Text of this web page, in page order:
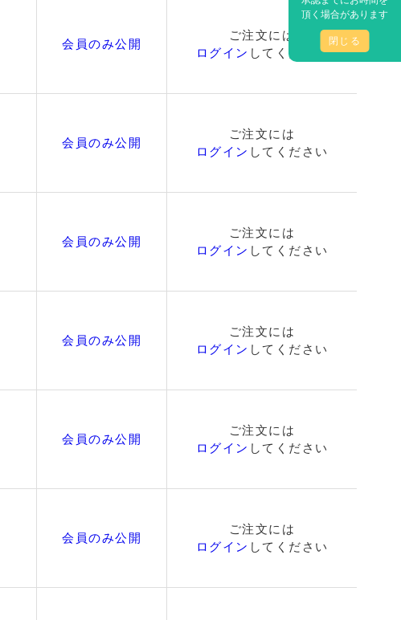
会員のみ公開
ご注文には
ログイン してください
会員のみ公開
ご注文には
ログイン してください
会員のみ公開
ご注文には
ログイン してください
会員のみ公開
ご注文には
ログイン してください
会員のみ公開
ご注文には
ログイン してください
会員のみ公開
ご注文には
ログイン してください
閉じる
頂く場合があります